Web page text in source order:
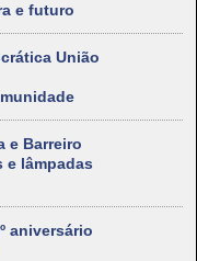
e futuro
União
e Barreiro
e lâmpadas
aniversário